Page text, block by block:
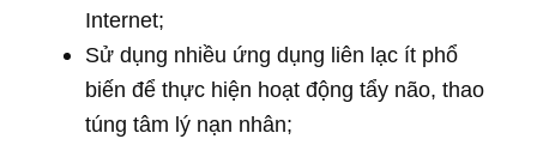
Internet;
Sử dụng nhiều ứng dụng liên lạc ít phổ
biến để thực hiện hoạt động tẩy não, thao
túng tâm lý nạn nhân;